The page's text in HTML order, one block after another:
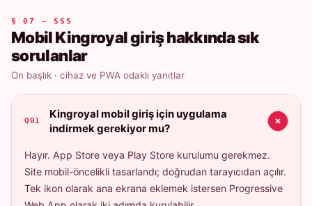
§ 07 — SSS
Mobil Kingroyal giriş hakkında sık
sorulanlar
On başlık · cihaz ve PWA odaklı yanıtlar
Q01
Kingroyal mobil giriş için uygulama
indirmek gerekiyor mu?
+
Hayır. App Store veya Play Store kurulumu gerekmez.
Site mobil-öncelikli tasarlandı; doğrudan tarayıcıdan açılır.
Tek ikon olarak ana ekrana eklemek istersen Progressive